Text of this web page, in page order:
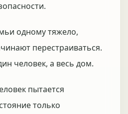
одному тяжело,
перестраиваться.
человек, а весь дом.
пытается
только